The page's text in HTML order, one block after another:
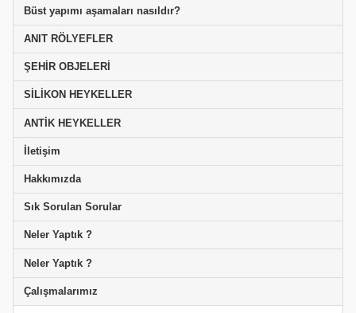
Büst yapımı aşamaları nasıldır?
ANIT RÖLYEFLER
ŞEHİR OBJELERİ
SİLİKON HEYKELLER
ANTİK HEYKELLER
İletişim
Hakkımızda
Sık Sorulan Sorular
Neler Yaptık ?
Neler Yaptık ?
Çalışmalarımız